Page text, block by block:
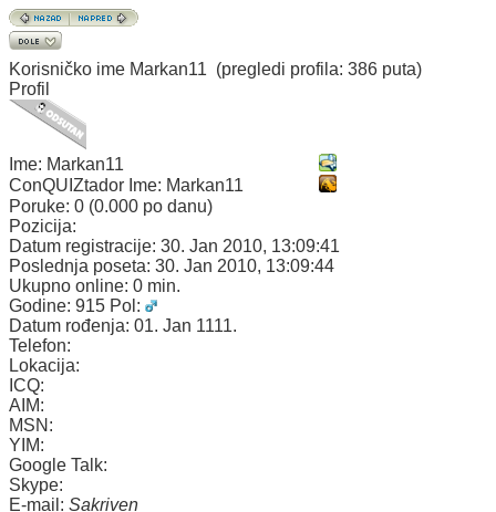
Korisničko ime Markan11 (pregledi profila: 386 puta)
Profil
Ime: Markan11
ConQUIZtador Ime: Markan11
Poruke: 0 (0.000 po danu)
Pozicija:
Datum registracije: 30. Jan 2010, 13:09:41
Poslednja poseta: 30. Jan 2010, 13:09:44
Ukupno online: 0 min.
Godine: 915 Pol:
Datum rođenja: 01. Jan 1111.
Telefon:
Lokacija:
ICQ:
AIM:
MSN:
YIM:
Google Talk:
Skype:
E-mail: Sakriven